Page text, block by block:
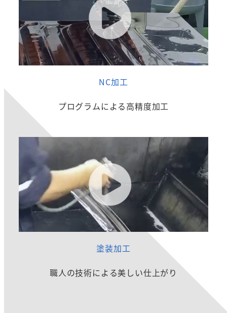
NC加工
プログラムによる高精度加工
塗装加工
職人の技術による美しい仕上がり